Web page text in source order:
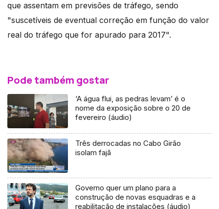
que assentam em previsões de tráfego, sendo
"suscetíveis de eventual correção em função do valor
real do tráfego que for apurado para 2017".
Pode também gostar
‘A água flui, as pedras levam’ é o
nome da exposição sobre o 20 de
fevereiro (áudio)
Três derrocadas no Cabo Girão
isolam fajã
Governo quer um plano para a
construção de novas esquadras e a
reabilitação de instalações (áudio)